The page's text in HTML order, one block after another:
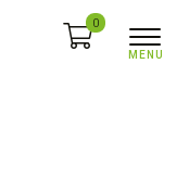
0